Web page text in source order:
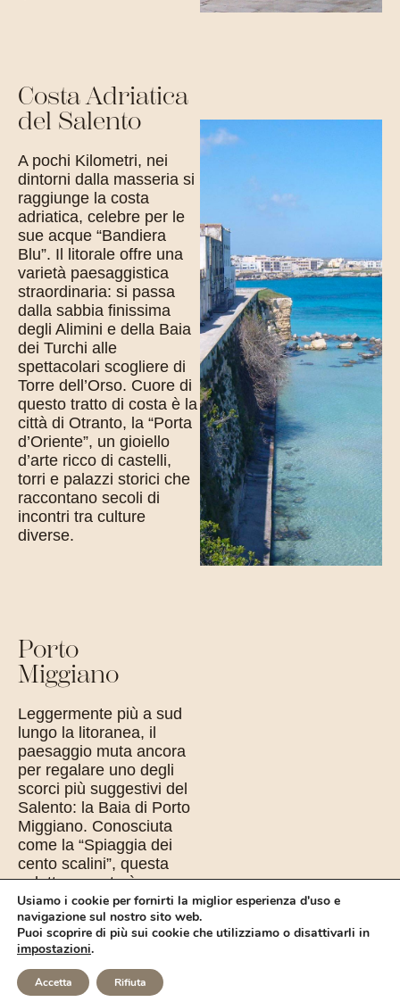
VERIFICA
DISPONIBILITÀ
Costa Adriatica
del Salento
A pochi Kilometri, nei
dintorni dalla masseria si
raggiunge la costa
adriatica, celebre per le
sue acque “Bandiera
Blu”. Il litorale offre una
varietà paesaggistica
straordinaria: si passa
dalla sabbia finissima
degli Alimini e della Baia
dei Turchi alle
spettacolari scogliere di
Torre dell’Orso. Cuore di
questo tratto di costa è la
città di Otranto, la “Porta
d’Oriente”, un gioiello
d’arte ricco di castelli,
torri e palazzi storici che
raccontano secoli di
incontri tra culture
diverse.
Porto
Miggiano
Leggermente più a sud
lungo la litoranea, il
paesaggio muta ancora
per regalare uno degli
scorci più suggestivi del
Salento: la Baia di Porto
Miggiano. Conosciuta
come la “Spiaggia dei
cento scalini”, questa
caletta segreta è un
autentico anfiteatro di
roccia calcarea a picco
sul mare. Attraverso una
pittoresca scalinata
scavata nella pietra si
discende verso una vera
Usiamo i cookie per fornirti la miglior esperienza d'uso e
navigazione sul nostro sito web.
Puoi scoprire di più sui cookie che utilizziamo o disattivarli in
impostazioni.
Accetta Rifiuta